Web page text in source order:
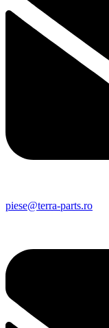
piese@terra-parts.ro